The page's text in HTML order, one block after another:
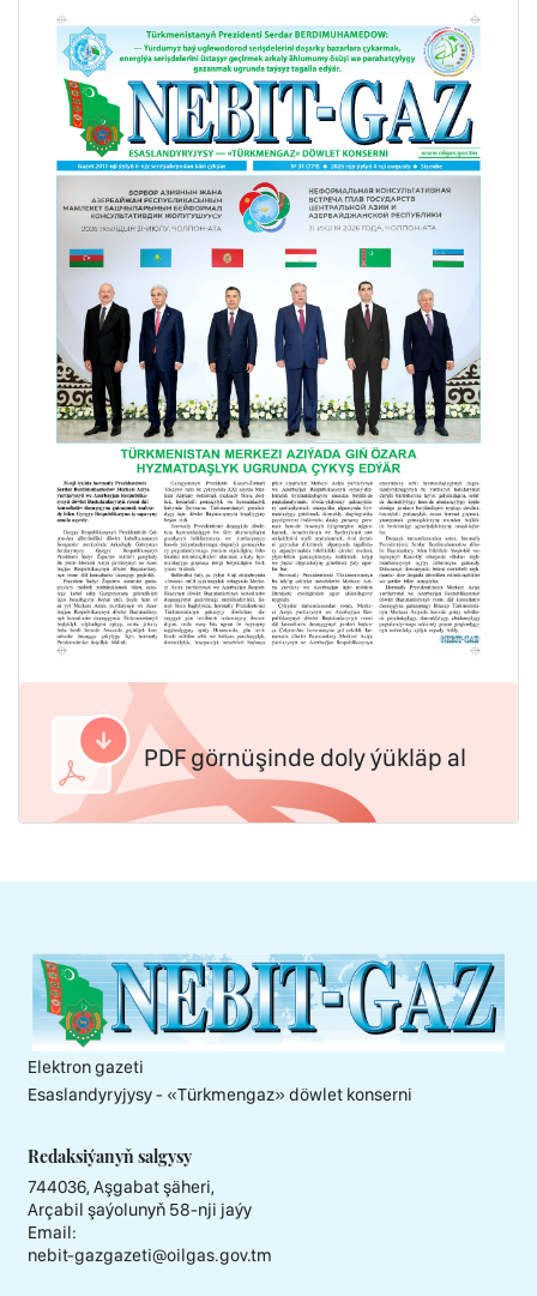
PDF görnüşinde doly ýükläp al
Elektron gazeti
Esaslandyryjysy - «Тürkmengaz» döwlet konserni
Redaksiýanyň salgysy
744036, Aşgabat şäheri,
Arçabil şaýolunyň 58-nji jaýy
Email:
nebit-gazgazeti@oilgas.gov.tm